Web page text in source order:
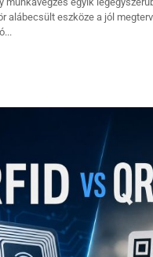
alábecsült eszköze a jól